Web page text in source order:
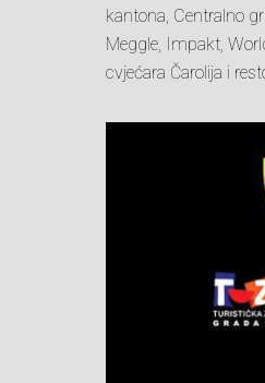
kantona, Centralno
Meggle, Impakt,
cvjećara Čarolija i